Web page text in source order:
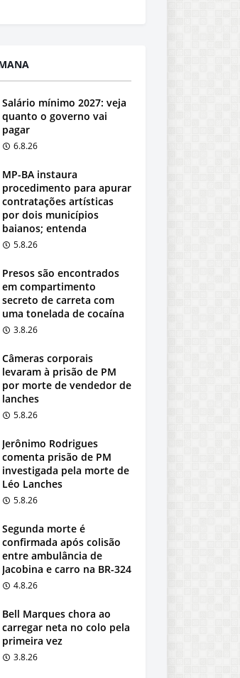
Salário mínimo 2027: veja
quanto o governo vai
pagar
6.8.26
MP-BA instaura
procedimento para apurar
contratações artísticas
por dois municípios
baianos; entenda
5.8.26
Presos são encontrados
em compartimento
secreto de carreta com
uma tonelada de cocaína
3.8.26
Câmeras corporais
levaram à prisão de PM
por morte de vendedor de
lanches
5.8.26
Jerônimo Rodrigues
comenta prisão de PM
investigada pela morte de
Léo Lanches
5.8.26
Segunda morte é
confirmada após colisão
entre ambulância de
Jacobina e carro na BR-324
4.8.26
Bell Marques chora ao
carregar neta no colo pela
primeira vez
3.8.26